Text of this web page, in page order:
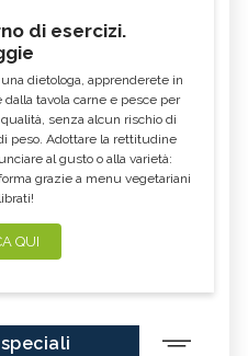
di esercizi.
dietologa, apprenderete in
tavola carne e pesce per
senza alcun rischio di
peso. Adottare la rettitudine
al gusto o alla varietà:
grazie a menu vegetariani
QUI
speciali